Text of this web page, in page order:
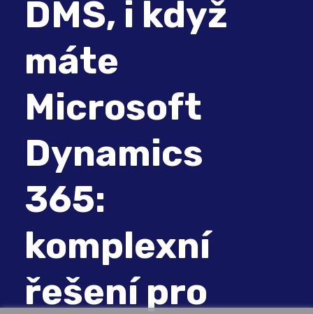
DMS, i když
máte
Microsoft
Dynamics
365:
komplexní
řešení pro